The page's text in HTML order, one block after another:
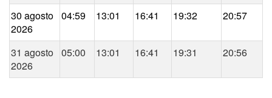
30 agosto
2026
04:59 13:01 16:41 19:32 20:57
31 agosto
2026
05:00 13:01 16:41 19:31 20:56